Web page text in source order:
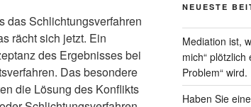
das Schlichtungsverfahren
rächt sich jetzt. Ein
des Ergebnisses bei
Das besondere
die Lösung des Konflikts
NEUESTE
Mediation ist,
mich“
Problem“ wird.
Haben Sie